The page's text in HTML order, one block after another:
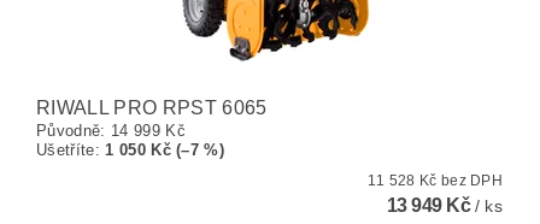
RIWALL PRO RPST 6065
Původně: 14 999 Kč
Ušetříte:1 050 Kč (–7 %)
11 528 Kč bez DPH
13 949 Kč/ ks